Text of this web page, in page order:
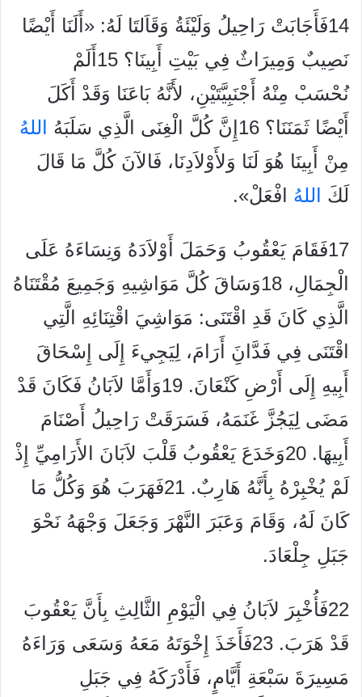
14فَأَجَابَتْ رَاحِيلُ وَلَيْئَةُ وَقَاَلتَا لَهُ: «أَلَنَا أَيْضًا
نَصِيبٌ وَمِيرَاثٌ فِي بَيْتِ أَبِينَا؟ 15أَلَمْ
نُحْسَبْ مِنْهُ أَجْنَبِيَّتَيْنِ، لأَنَّهُ بَاعَنَا وَقَدْ أَكَلَ
أَيْضًا ثَمَنَنَا؟ 16إِنَّ كُلَّ الْغِنَى الَّذِي سَلَبَهُ
الله
مِنْ أَبِينَا هُوَ لَنَا وَلأَوْلاَدِنَا، فَالآنَ كُلَّ مَا قَالَ
لَكَ
الله ُ افْعَلْ».
17فَقَامَ يَعْقُوبُ وَحَمَلَ أَوْلاَدَهُ وَنِسَاءَهُ عَلَى
الْجِمَالِ، 18وَسَاقَ كُلَّ مَوَاشِيهِ وَجَمِيعَ مُقْتَنَاهُ
الَّذِي كَانَ قَدِ اقْتَنَى: مَوَاشِيَ اقْتِنَائِهِ الَّتِي
اقْتَنَى فِي فَدَّانَِ أَرَامَ، لِيَجِيءَ إِلَى إِسْحَاقَ
أَبِيهِ إِلَى أَرْضِ كَنْعَانَ. 19وَأَمَّا لاَبَانُ فَكَانَ قَدْ
مَضَى لِيَجُزَّ غَنَمَهُ، فَسَرَقَتْ رَاحِيلُ أَصْنَامَ
أَبِيهَا. 20وَخَدَعَ يَعْقُوبُ قَلْبَ لاَبَانَ الأَرَامِيِّ إِذْ
لَمْ يُخْبِرْهُ بِأَنَّهُ هَارِبٌ. 21فَهَرَبَ هُوَ وَكُلُّ مَا
كَانَ لَهُ، وَقَامَ وَعَبَرَ النَّهْرَ وَجَعَلَ وَجْهَهُ نَحْوَ
جَبَلِ جِلْعَادَ.
22فَأُخْبِرَ لاَبَانُ فِي الْيَوْمِ الثَّالِثِ بِأَنَّ يَعْقُوبَ
قَدْ هَرَبَ. 23فَأَخَذَ إِخْوَتَهُ مَعَهُ وَسَعَى وَرَاءَهُ
مَسِيرَةَ سَبْعَةِ أَيَّامٍ، فَأَدْرَكَهُ فِي جَبَلِ